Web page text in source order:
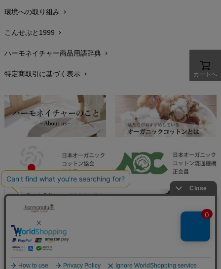
カートへ
生地・素材chevron_right
お手入れについて
レビューを書こうchevron_right
返品交換chevron_right
FAXでのご注文
お問い合わせchevron_right
環境への取り組み chevron_right
こんせぷと1999 chevron_right
ハーモネイチャー商品用語辞典 chevron_right
特定商取引に基づく表示 chevron_right